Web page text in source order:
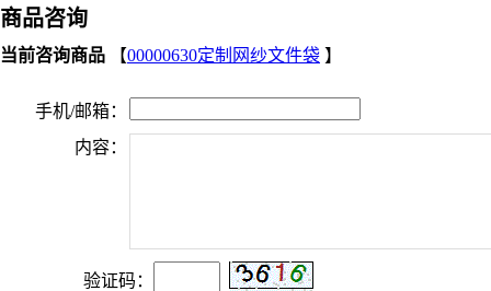
商品咨询
当前咨询商品 【00000630定制网纱文件袋 】
手机/邮箱：
内容：
验证码：